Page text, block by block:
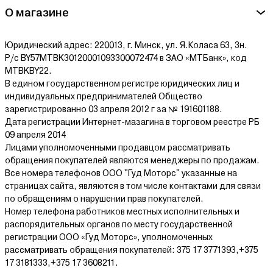
Ознакомиться с условиями оплаты и доставки товара можно
здесь.
О магазине
Юридический адрес: 220013, г. Минск, ул. Я.Коласа 63, 3н.
Р/с BY57MTBK30120001093300072474 в ЗАО «МТБанк», код
MTBKBY22.
В едином государственном регистре юридических лиц и
индивидуальных предпринимателей Общество
зарегистрированно 03 апреля 2012 г за № 191601188.
Дата регистрации Интернет-мазагина в торговом реестре РБ
09 апреля 2014
Лицами уполномоченными продавцом рассматривать
обращения покупателей являются менеджеры по продажам.
Все номера телефонов ООО "Гуд Моторс" указанные на
страницах сайта, являются в том числе контактами для связи
по обращениям о нарушении прав покупателей.
Номер телефона работников местных исполнительных и
распорядительных органов по месту государственной
регистрации ООО «Гуд Моторс», уполномоченных
рассматривать обращения покупателей: 375 17 3771393,+375
17 3181333,+375 17 3608211.